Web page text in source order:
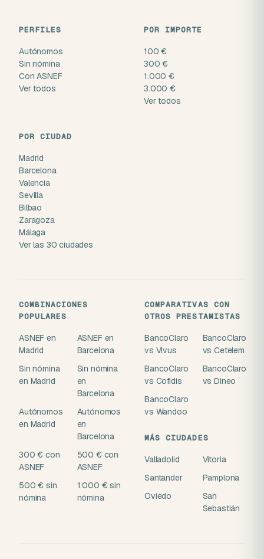
PERFILES
Autónomos
Sin nómina
Con ASNEF
Ver todos
POR IMPORTE
100 €
300 €
1.000 €
3.000 €
Ver todos
POR CIUDAD
Madrid
Barcelona
Valencia
Sevilla
Bilbao
Zaragoza
Málaga
Ver las 30 ciudades
COMBINACIONES
POPULARES
ASNEF en
Madrid
ASNEF en
Barcelona
Sin nómina
en Madrid
Sin nómina
en
Barcelona
Autónomos
en Madrid
Autónomos
en
Barcelona
300 € con
ASNEF
500 € con
ASNEF
500 € sin
nómina
1.000 € sin
nómina
COMPARATIVAS CON
OTROS PRESTAMISTAS
BancoClaro
vs Vivus
BancoClaro
vs Cetelem
BancoClaro
vs Cofidis
BancoClaro
vs Dineo
BancoClaro
vs Wandoo
MÁS CIUDADES
Valladolid
Vitoria
Santander
Pamplona
Oviedo
San
Sebastián